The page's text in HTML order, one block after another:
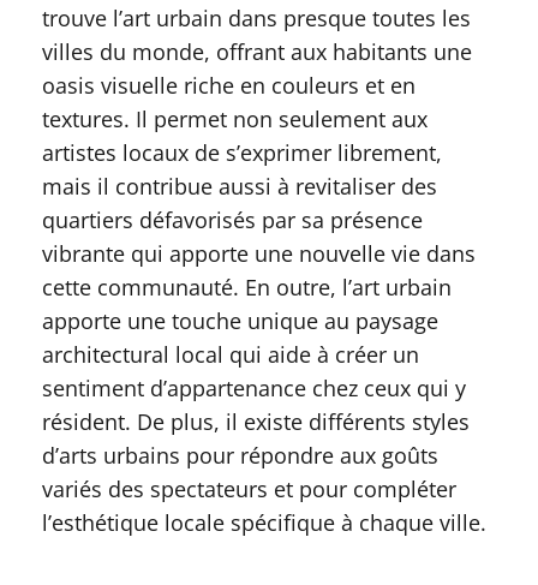
trouve l’art urbain dans presque toutes les
villes du monde, offrant aux habitants une
oasis visuelle riche en couleurs et en
textures. Il permet non seulement aux
artistes locaux de s’exprimer librement,
mais il contribue aussi à revitaliser des
quartiers défavorisés par sa présence
vibrante qui apporte une nouvelle vie dans
cette communauté. En outre, l’art urbain
apporte une touche unique au paysage
architectural local qui aide à créer un
sentiment d’appartenance chez ceux qui y
résident. De plus, il existe différents styles
d’arts urbains pour répondre aux goûts
variés des spectateurs et pour compléter
l’esthétique locale spécifique à chaque ville.